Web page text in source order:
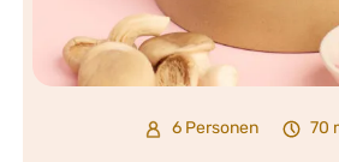
6 Personen 70